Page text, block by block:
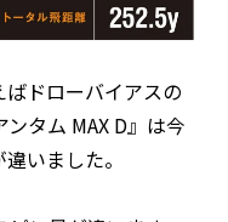
ばドローバイアスの
タム MAX D』は今
いました。